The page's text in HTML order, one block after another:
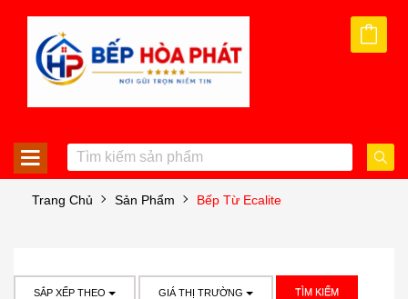
Trang Chủ Sản Phẩm Bếp Từ Ecalite
SẮP XẾP THEO GIÁ THỊ TRƯỜNG TÌM KIẾM